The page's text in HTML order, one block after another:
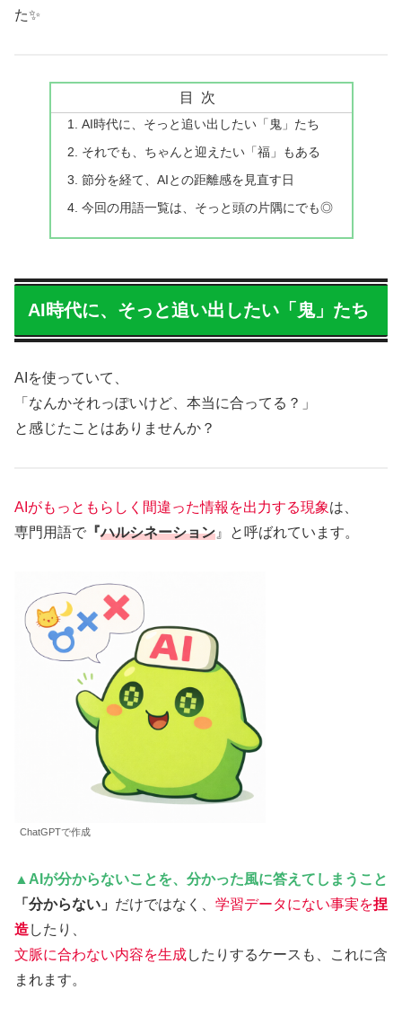
た✨
目次
AI時代に、そっと追い出したい「鬼」たち
それでも、ちゃんと迎えたい「福」もある
節分を経て、AIとの距離感を見直す日
今回の用語一覧は、そっと頭の片隅にでも◎
AI時代に、そっと追い出したい「鬼」たち
AIを使っていて、
「なんかそれっぽいけど、本当に合ってる？」
と感じたことはありませんか？
AIがもっともらしく間違った情報を出力する現象は、
専門用語で 『ハルシネーション 』と呼ばれています。
ChatGPTで作成
▲AIが分からないことを、分かった風に答えてしまうこと
「分からない」 だけではなく、 学習データにない事実を捏
造したり、
文脈に合わない内容を生成したりするケースも、これに含
まれます。